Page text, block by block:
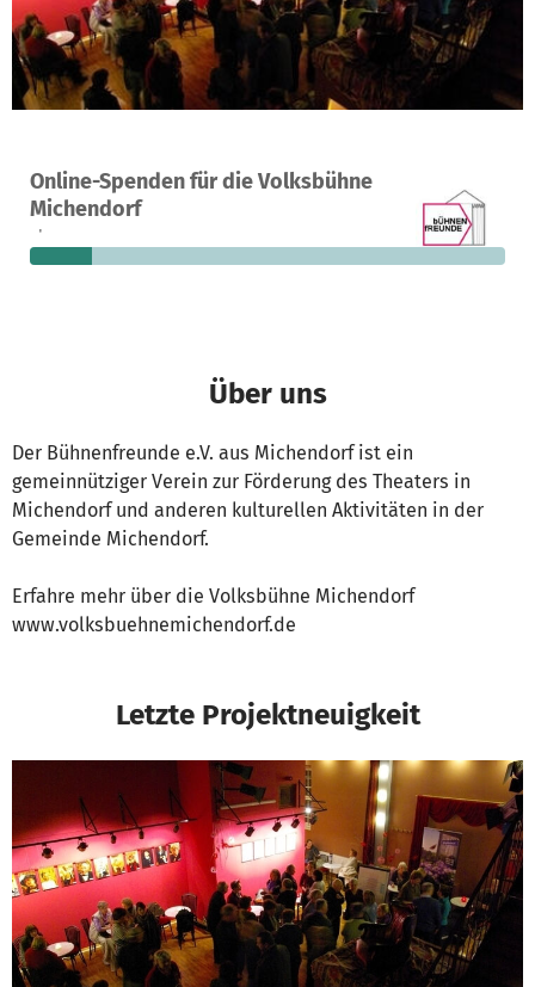
Online-Spenden für die Volksbühne
Michendorf
Ein Projekt in Michendorf, Deutschland
1 260 €
fehlen noch
Über uns
Der Bühnenfreunde e.V. aus Michendorf ist ein
gemeinnütziger Verein zur Förderung des Theaters in
Michendorf und anderen kulturellen Aktivitäten in der
Gemeinde Michendorf.
Erfahre mehr über die Volksbühne Michendorf
www.volksbuehnemichendorf.de
Letzte Projektneuigkeit